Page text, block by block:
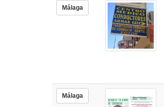
Málaga
Málaga